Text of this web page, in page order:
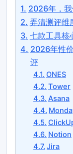
2026年，
弄清测评维
七款工具核
2026年性
评
ONES
Tower
Asana
Notion
Jira